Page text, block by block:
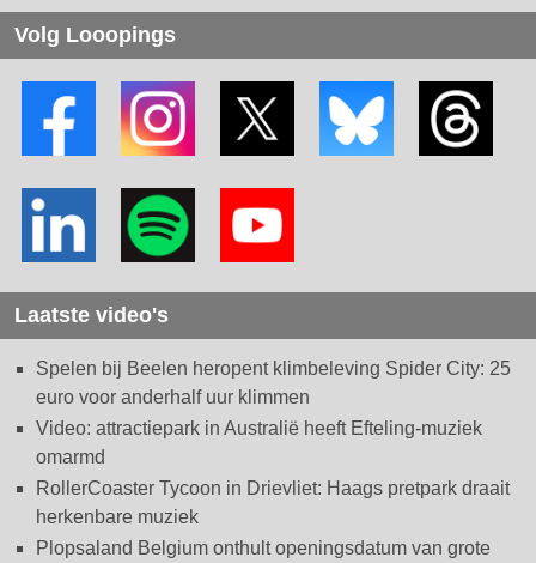
Volg Looopings
Laatste video's
Spelen bij Beelen heropent klimbeleving Spider City: 25
euro voor anderhalf uur klimmen
Video: attractiepark in Australië heeft Efteling-muziek
omarmd
RollerCoaster Tycoon in Drievliet: Haags pretpark draait
herkenbare muziek
Plopsaland Belgium onthult openingsdatum van grote